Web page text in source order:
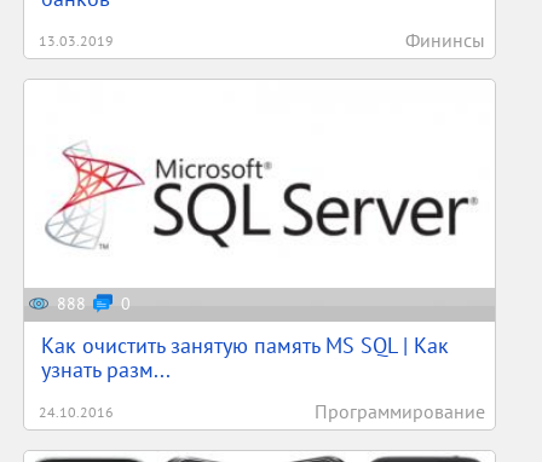
13.03.2019 Фининсы
888 0
Как очистить занятую память MS SQL | Как
узнать разм...
24.10.2016 Программирование